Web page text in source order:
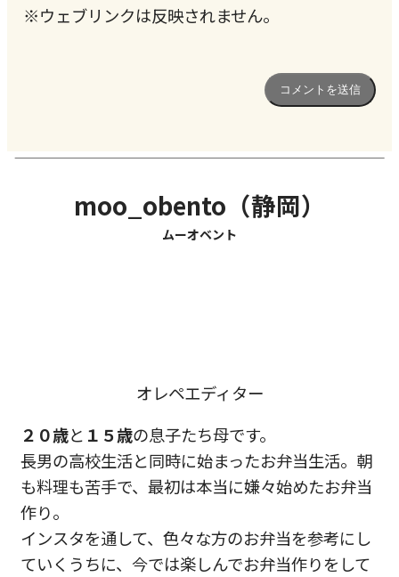
※ウェブリンクは反映されません。
moo_obento（静岡）
ムーオベント
オレペエディター
２０歳と １５歳の息子たち母です。
長男の高校生活と同時に始まったお弁当生活。朝
も料理も苦手で、最初は本当に嫌々始めたお弁当
作り。
インスタを通して、色々な方のお弁当を参考にし
ていくうちに、今では楽しんでお弁当作りをして